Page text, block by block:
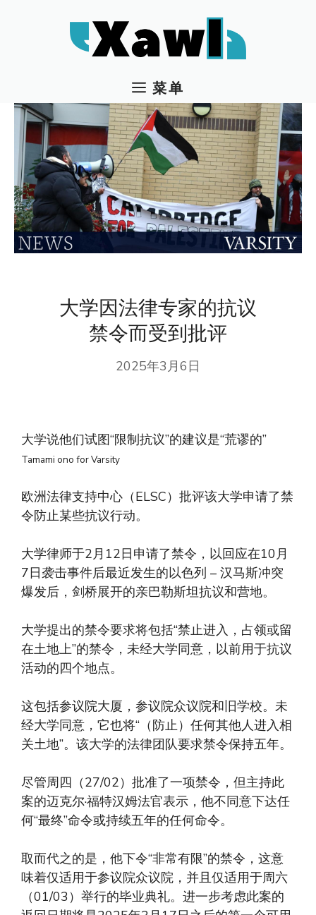
菜单
大学因法律专家的抗议
禁令而受到批评
2025年3月6日
大学说他们试图“限制抗议”的建议是“荒谬的”
Tamami ono for Varsity
欧洲法律支持中心（ELSC）批评该大学申请了禁
令防止某些抗议行动。
大学律师于2月12日申请了禁令，以回应在10月
7日袭击事件后最近发生的以色列 – 汉马斯冲突
爆发后，剑桥展开的亲巴勒斯坦抗议和营地。
大学提出的禁令要求将包括“禁止进入，占领或留
在土地上”的禁令，未经大学同意，以前用于抗议
活动的四个地点。
这包括参议院大厦，参议院众议院和旧学校。未
经大学同意，它也将“（防止）任何其他人进入相
关土地”。该大学的法律团队要求禁令保持五年。
尽管周四（27/02）批准了一项禁令，但主持此
案的迈克尔·福特汉姆法官表示，他不同意下达任
何“最终”命令或持续五年的任何命令。
取而代之的是，他下令“非常有限”的禁令，这意
味着仅适用于参议院众议院，并且仅适用于周六
（01/03）举行的毕业典礼。进一步考虑此案的